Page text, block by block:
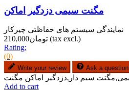
مگنت سیمی دزدگیر اماکن
نمایندگی سیستم های حفاظتی چیرکار
تومان210,000 (tax excl.)
Rating:
(0)
Write your review Ask a question
Add to cart